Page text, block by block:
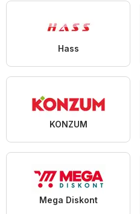
Hass
KONZUM
Mega Diskont